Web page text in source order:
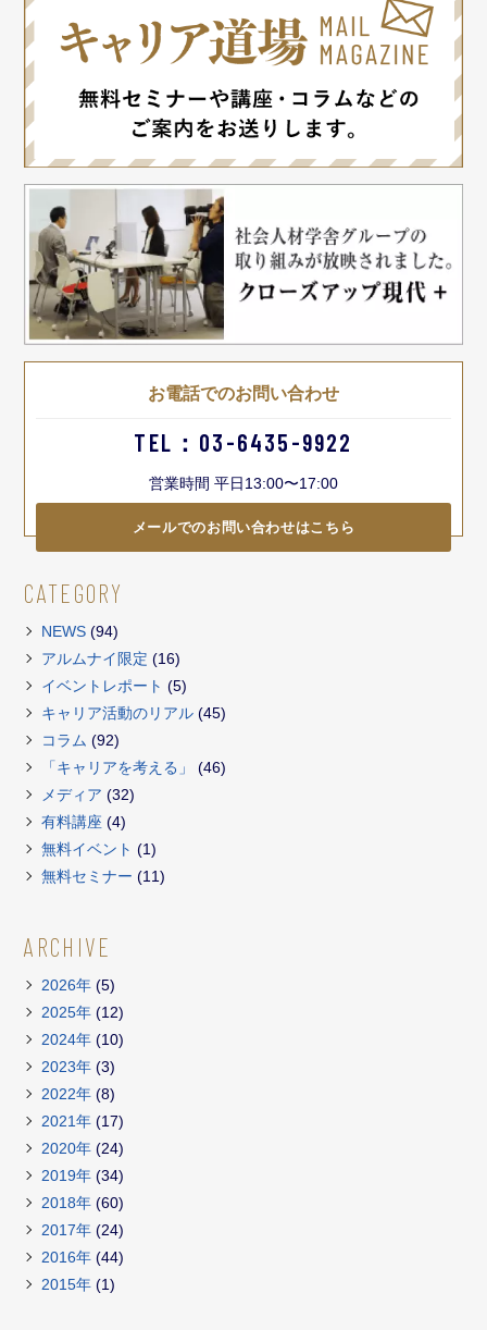
お電話でのお問い合わせ
TEL：03-6435-9922
営業時間 平日13:00〜17:00
メールでのお問い合わせはこちら
CATEGORY
NEWS (94)
アルムナイ限定 (16)
イベントレポート (5)
キャリア活動のリアル (45)
コラム (92)
「キャリアを考える」
(46)
メディア (32)
有料講座 (4)
無料イベント (1)
無料セミナー (11)
ARCHIVE
2026年 (5)
2025年 (12)
2024年 (10)
2023年 (3)
2022年 (8)
2021年 (17)
2020年 (24)
2019年 (34)
2018年 (60)
2017年 (24)
2016年 (44)
2015年 (1)